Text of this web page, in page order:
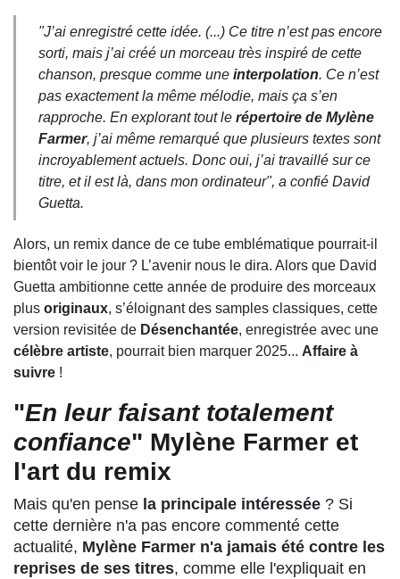
"J’ai enregistré cette idée. (...) Ce titre n’est pas encore
sorti, mais j’ai créé un morceau très inspiré de cette
chanson, presque comme une interpolation. Ce n’est
pas exactement la même mélodie, mais ça s’en
rapproche. En explorant tout le répertoire de Mylène
Farmer, j’ai même remarqué que plusieurs textes sont
incroyablement actuels. Donc oui, j’ai travaillé sur ce
titre, et il est là, dans mon ordinateur", a confié David
Guetta.
Alors, un remix dance de ce tube emblématique pourrait-il
bientôt voir le jour ? L’avenir nous le dira. Alors que David
Guetta ambitionne cette année de produire des morceaux
plus originaux, s’éloignant des samples classiques, cette
version revisitée de Désenchantée, enregistrée avec une
célèbre artiste, pourrait bien marquer 2025... Affaire à
suivre !
"En leur faisant totalement
confiance" Mylène Farmer et
l'art du remix
Mais qu'en pense la principale intéressée ? Si
cette dernière n'a pas encore commenté cette
actualité, Mylène Farmer n'a jamais été contre les
reprises de ses titres, comme elle l'expliquait en